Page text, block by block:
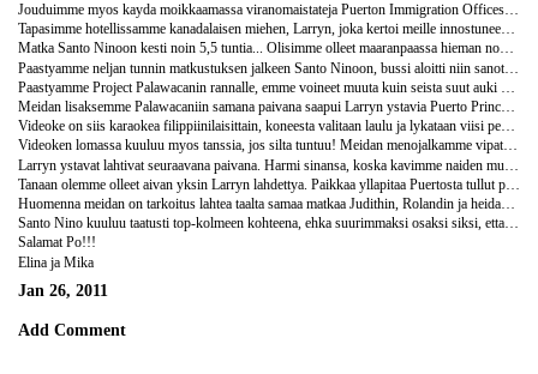
Jouduimme myos kayda moikkaamassa viranomaistateja Puerton Immigration Officessa (Maahanmuuttotoimisto), Filippiineille saapuessa, rajalta saa vain 21 paivaa oleskeluaikaa viisumiin. Tama aika oli siis umpeutumassa ja kavimme tayttamassa muutaman lomakkeen toimiston tiukkailmeisten tatien valvovien silmien alla. Tuli taas todettua, etta viranomaiset ovat viranomaisia riippumatta maasta ja aikavyohykkeesta... Viisumin oleskeluajan pidennys on todellakin pelkkaa rahastusta, 3000 pesoa (60 E) meni tahan lystiin per nuppi.
Tapasimme hotellissamme kanadalaisen miehen, Larryn, joka kertoi meille innostuneena paikastaan Project Palawacanista Santo Ninon kylassa. Halusimme tehda jotain todellakin erilaista, koska opaskirjammekaan ei kertonut paikasta mitaan ja emme myoskaan loytaneet kartalta merkintaa koko kylasta. Larry sai meidat kuintenkin vakuuttuneeksi, etta tulemme pitamaan paikasta ja paatimme lahtea seuraavana paivana suunnistamaan paikkaan, johon on rakennettu "tie" vasta vuonna 2007. Puerton bussiasemalla paikalliset ihmettelivat paamaaraamme, koska se ei ollut mikaan tunnetuista turistikohteista. Tapasimme myos papin, jonka kanssa kavimme mielenkiintoisia keskusteluja kultturiemme eroavaisuuksista. Hauskin kommentti oli : "There's no family planning in Philippines, only family planting!" (Filippiiniella ei ole perhesuunnittelua vaan palkastaan perheenlisaysta). Harvinaisen osuvasti sanottu, koska lapsia todellakin riittaa tassa katolisessa maassa! Pappi auttoi meidat myos oikeaan tayteen pakattuun bussiin, tuli taas todettua filippiinilaisten auttamisen halu!
Matka Santo Ninoon kesti noin 5,5 tuntia... Olisimme olleet maaranpaassa hieman nopeammin, mutta tien kunto oli, sanoisinko alkukantainen paikoitellen. Tuli hamarasti mieleen viime vuoden seikkailut Pohjois-Sumatralla, jolloin heiluimme edestakas, sivulle ja ylos ja alas erilaisissa kulkuneuvoissa kelvottomilla teilla. Valilla bussi ylitti pienia jokia ja joissain paikoissa bussin pojat hyppasivat ulos ja taydensivat moottorin jaahdytysvesisailion, joka sijaitsi bussin katolla. Itse moottorin jaahdytys toimi seuraavasti: kuski avasi vesihanan, josta meni putki bussin katolla olevaan sailioon ja sulki sen minuutin jalkeen. Eipa keittanyt moottori!
Paastyamme Project Palawacanin rannalle, emme voineet muuta kuin seista suut auki hammastellen paikan kauneutta! Ihan MAHTAVA ja ehka yksi kauneimmista rannoista mita olemme reissuillamme nahneet! Korkeat palmut kehystivat rannan reunoja korkeiden aaltojen lyodessa rantaa. Mitaan muuta aanta taalla ei juurikaan kuule, kuin luonnon ja elaman aania. Ja mika parhainta: olimme ainoat rannalla!!!
Meidan lisaksemme Palawacaniin samana paivana saapui Larryn ystavia Puerto Princessasta. Espanjalaiset Antonio, Ismail ja Sandro ja hollantilainen Kyra olivat hieman kokeneempina mopoilijoina tulleet paikalle omien mopojensa kanssa. He kaikki ovat asuneet Puertossa jo jonkin aikaa, Sandro ja Kyra melkein kaksi vuotta. Ensimmainen iltamme taalla saikin yhtakkia yllatavan kaanteen ja huomasimme olevamme paikallisessa videoke-baarissa. Saimme kuulla niin paikallisten laulua, kuin entisen muusikon Larryn esityksia. Elinakin paasi mikin varteen perati kolme kertaa! Mikaa yritettiin myos areenalle, mutta turhaan J! Itseasiassa koko paikka avattiin meita varten, koska kaveltyamme rantaa pitkin kylaan , huomasimme, etta missaan ei ollut juurikaan elamaa. Kaikki kylan asukkaat olivat viela ihan vasyneita paikallisesta kolmipaivaisesta fiesta-juhlasta. Onneksi yhdessa paikassa jaksettiin viettaa viela meidankin kanssa omaa fiestaa. Ihan alyttoman hauska ilta kaikkine lauluineen ja tansseineen.
Videoke on siis karaokea filippiinilaisittain, koneesta valitaan laulu ja lykataan viisi pesoa sisaan ja laulu voi alkaa. Videoke on ihan mielettoman suosittua Filippiineilla, kaikki laulavat, kaikki saa laulaa, kukaan ei naura toisilleen ja kaikilla on hauskaa! Monesta talosta ja baarista loytyy laitteet! Oman savayksensa meidan videokeiltaamme toi se, etta Sandro ja Kyra molemmat osaavat paikallisia tunnettuja karaokelauluja, joten paikallisten oli myos helppo seurata ja alkaa laulaa kanssamme!
Videoken lomassa kuuluu myos tanssia, jos silta tuntuu! Meidan menojalkamme vipatti aika monenkin biisin tahtiin! Muutaman kerran myos paikalliset miehet pyysivat Elinaa tanssimaan, kysyen kohteliaasti tottakai ensin lupaa Mikalta. Ja Mikahan antoi luvan ja Elina tanssi ja tanssi! Vahan niinku paikallista zumbaa !
Huomenna meidan on tarkoitus lahtea taalta samaa matkaa Judithin, Rolandin ja heidan poikansa Markin kanssa Puertoon, josta yritamme paasta samantein kohti seuraavaa kohdetta Palawanilla. Taman blogin postittaminen ei onnistu taalta Santo Ninosta, koska taalla ei ole internetia, saati kuuluvuuksia puhelimen kentassa!
Santo Nino kuuluu taatusti top-kolmeen kohteena, ehka suurimmaksi osaksi siksi, etta se ei ole viela varsinainen kohde. Se on hiljainen paratiisi, jossa haluaa ottaa kellon pois ranteesta. Kyla on viela todellakin kyla, vailla ravintoloita ja olutbaareja.
Salamat Po!!!
Elina ja Mika
Jan 26, 2011
Add Comment